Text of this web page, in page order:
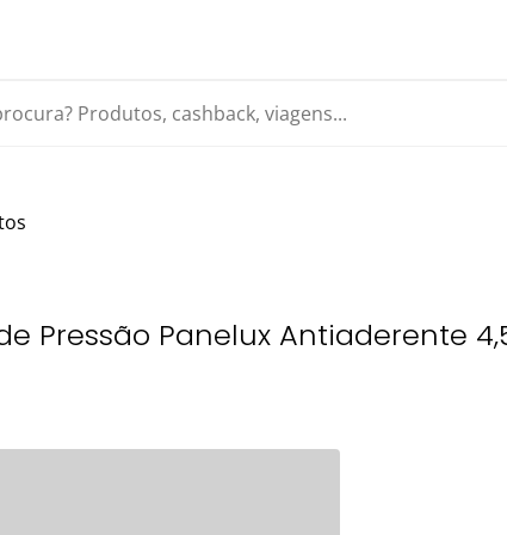
Produtos, cashback, viagens...
Pressão Panelux Antiaderente